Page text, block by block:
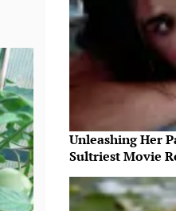
Unleashing Her
Sultriest Movie